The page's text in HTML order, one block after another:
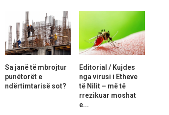
Sa janë të mbrojtur
punëtorët e
ndërtimtarisë sot?
Editorial / Kujdes
nga virusi i Etheve
të Nilit – më të
rrezikuar moshat
e...